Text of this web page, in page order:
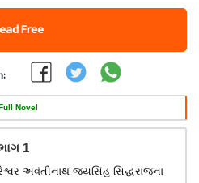
Free
Novel
1
અવંતીનાથ જયસિંહ સિદ્ધરાજના